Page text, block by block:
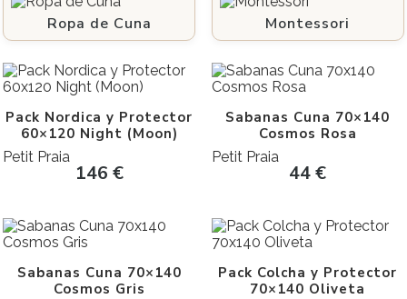
Ropa de Cuna Montessori
Pack Nordica y Protector
60×120 Night (Moon)
Petit Praia
146 €
Sabanas Cuna 70×140
Cosmos Rosa
Petit Praia
44€
Sabanas Cuna 70×140
Cosmos Gris
Pack Colcha y Protector
70×140 Oliveta